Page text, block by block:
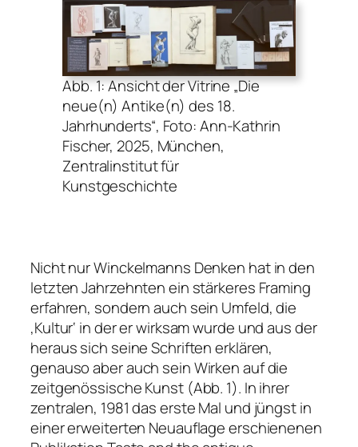
Abb. 1: Ansicht der Vitrine „Die
neue(n) Antike(n) des 18.
Jahrhunderts“, Foto: Ann-Kathrin
Fischer, 2025, München,
Zentralinstitut für
Kunstgeschichte
Nicht nur Winckelmanns Denken hat in den
letzten Jahrzehnten ein stärkeres Framing
erfahren, sondern auch sein Umfeld, die
‚Kultur‘ in der er wirksam wurde und aus der
heraus sich seine Schriften erklären,
genauso aber auch sein Wirken auf die
zeitgenössische Kunst (Abb. 1). In ihrer
zentralen, 1981 das erste Mal und jüngst in
einer erweiterten Neuauflage erschienenen